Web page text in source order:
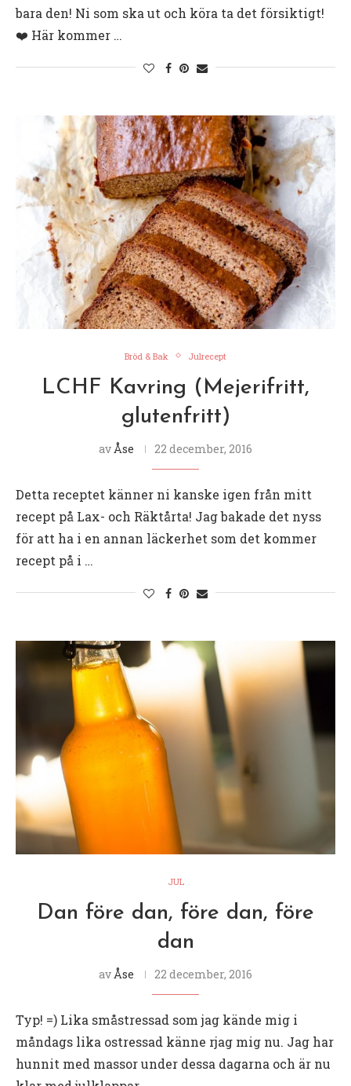
bara den! Ni som ska ut och köra ta det försiktigt!
❤️ Här kommer …
Bröd & Bak Julrecept
LCHF Kavring (Mejerifritt,
glutenfritt)
av Åse 22 december, 2016
Detta receptet känner ni kanske igen från mitt
recept på Lax- och Räktårta! Jag bakade det nyss
för att ha i en annan läckerhet som det kommer
recept på i …
JUL
Dan före dan, före dan, före
dan
av Åse 22 december, 2016
Typ! =) Lika småstressad som jag kände mig i
måndags lika ostressad känne rjag mig nu. Jag har
hunnit med massor under dessa dagarna och är nu